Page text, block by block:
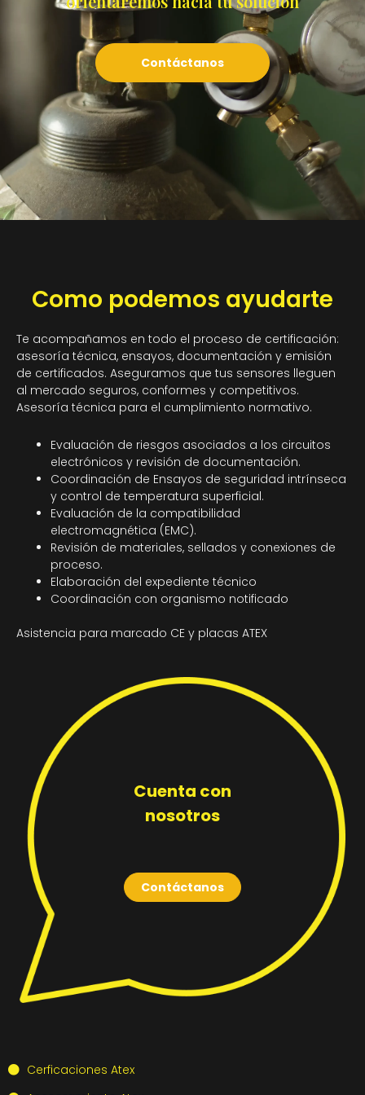
Contáctanos
Como podemos ayudarte
Te acompañamos en todo el proceso de certificación:
asesoría técnica, ensayos, documentación y emisión
de certificados. Aseguramos que tus sensores lleguen
al mercado seguros, conformes y competitivos.
Asesoría técnica para el cumplimiento normativo.
Evaluación de riesgos asociados a los circuitos
electrónicos y revisión de documentación.
Coordinación de Ensayos de seguridad intrínseca
y control de temperatura superficial.
Evaluación de la compatibilidad
electromagnética (EMC).
Revisión de materiales, sellados y conexiones de
proceso.
Elaboración del expediente técnico
Coordinación con organismo notificado
Asistencia para marcado CE y placas ATEX
Cuenta con
nosotros
Contáctanos
Cerficaciones Atex